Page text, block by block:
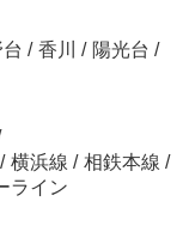
/ 香川 / 陽光台 /
/ 横浜線 / 相鉄本線 /
ライン